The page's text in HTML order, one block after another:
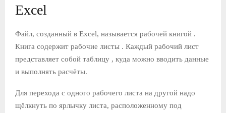
Excel
Файл, созданный в Excel, называется рабочей книгой .
Книга содержит рабочие листы . Каждый рабочий лист
представляет собой таблицу , куда можно вводить данные
и выполнять расчёты.
Для перехода с одного рабочего листа на другой надо
щёлкнуть по ярлычку листа, расположенному под